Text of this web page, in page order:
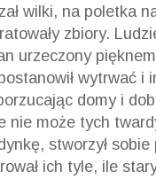
wilki, na poletka
zbiory.
urzeczony
wytrwać i
domy i
nie może tych
stworzył
ich tyle, ile